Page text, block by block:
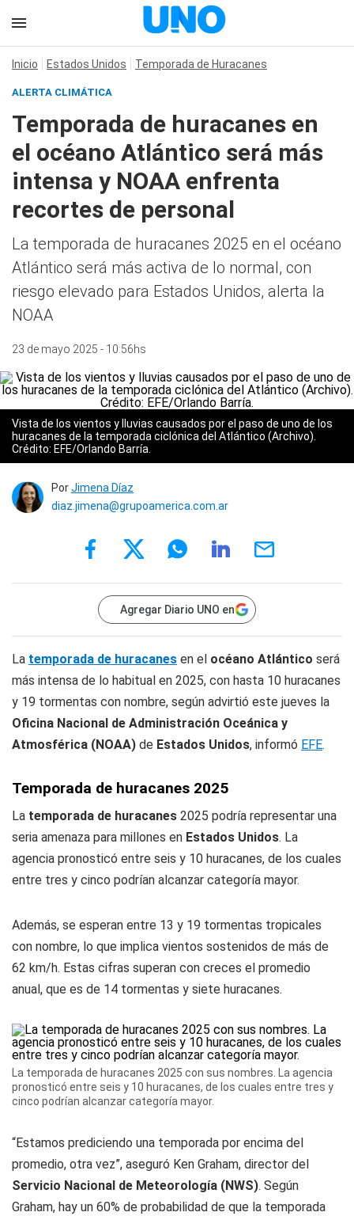
Inicio Estados Unidos Temporada de Huracanes
ALERTA CLIMÁTICA
Temporada de huracanes en
el océano Atlántico será más
intensa y NOAA enfrenta
recortes de personal
La temporada de huracanes 2025 en el océano
Atlántico será más activa de lo normal, con
riesgo elevado para Estados Unidos, alerta la
NOAA
23 de mayo 2025 - 10:56hs
Vista de los vientos y lluvias causados por el paso de uno de los
huracanes de la temporada ciclónica del Atlántico (Archivo).
Crédito: EFE/Orlando Barría.
PorJimena Díaz
diaz.jimena@grupoamerica.com.ar
Agregar Diario UNO en
La temporada de huracanes en el océano Atlántico será
más intensa de lo habitual en 2025, con hasta 10 huracanes
y 19 tormentas con nombre, según advirtió este jueves la
Oficina Nacional de Administración Oceánica y
Atmosférica (NOAA) de Estados Unidos, informó EFE.
Temporada de huracanes 2025
La temporada de huracanes 2025 podría representar una
seria amenaza para millones en Estados Unidos. La
agencia pronosticó entre seis y 10 huracanes, de los cuales
entre tres y cinco podrían alcanzar categoría mayor.
Además, se esperan entre 13 y 19 tormentas tropicales
con nombre, lo que implica vientos sostenidos de más de
62 km/h. Estas cifras superan con creces el promedio
anual, que es de 14 tormentas y siete huracanes.
La temporada de huracanes 2025 con sus nombres. La agencia
pronosticó entre seis y 10 huracanes, de los cuales entre tres y
cinco podrían alcanzar categoría mayor.
“Estamos prediciendo una temporada por encima del
promedio, otra vez”, aseguró Ken Graham, director del
Servicio Nacional de Meteorología (NWS). Según
Graham, hay un 60% de probabilidad de que la temporada